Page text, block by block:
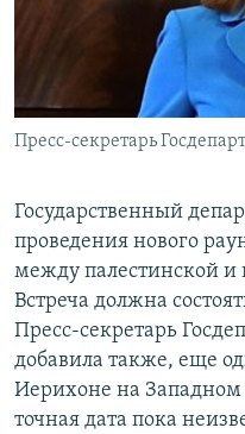
Հայերեն
English
Русский
Пресс-секретарь
Государственный
проведения нового
между палестинской и
Встреча должна
Пресс-секретарь
добавила также, еще
Иерихоне на Западном
точная дата пока